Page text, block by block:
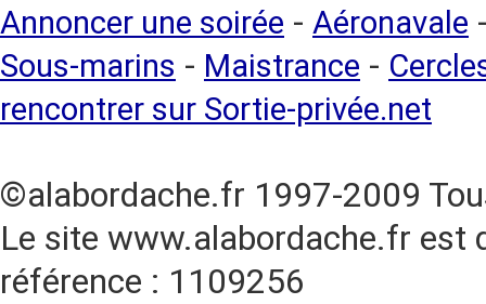
Annoncer une soirée - Aéronavale
Sous-marins - Maistrance -
rencontrer sur Sortie-privée.net
©alabordache.fr 1997-2009
Le site www.alabordache.fr est
référence : 1109256